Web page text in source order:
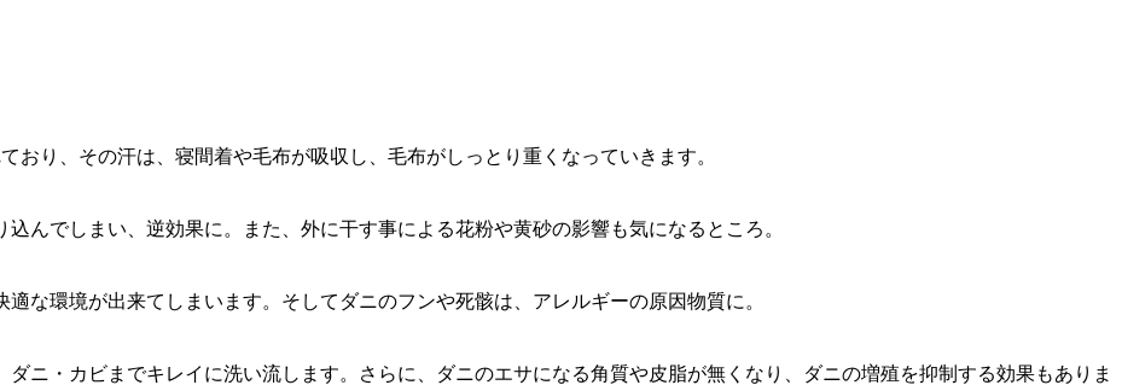
おり、その汗は、寝間着や毛布が吸収し、毛布がしっとり重くなっていきます。
んでしまい、逆効果に。また、外に干す事による花粉や黄砂の影響も気になるところ。
な環境が出来てしまいます。そしてダニのフンや死骸は、アレルギーの原因物質に。
ニ・カビまでキレイに洗い流します。さらに、ダニのエサになる角質や皮脂が無くなり、ダニの増殖を抑制する効果もありま